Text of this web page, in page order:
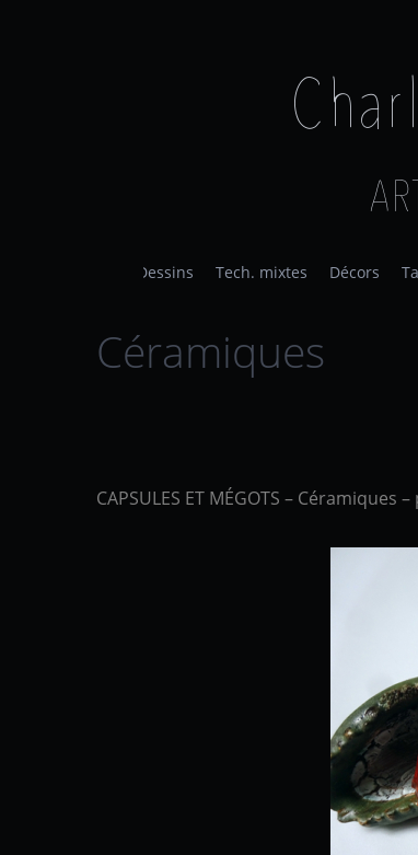
Dessins Tech. mixtes Décors
Céramiques
CAPSULES ET MÉGOTS – Céramiques